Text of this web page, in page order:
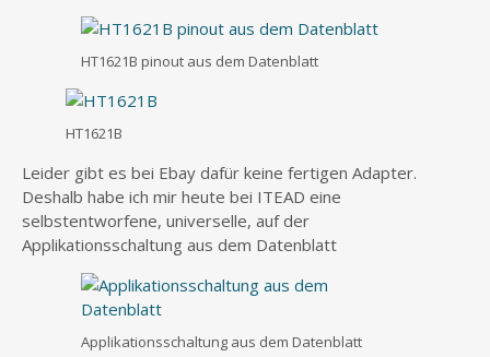
HT1621B pinout aus dem Datenblatt
HT1621B
Leider gibt es bei Ebay dafür keine fertigen Adapter.
Deshalb habe ich mir heute bei ITEAD eine
selbstentworfene, universelle, auf der
Applikationsschaltung aus dem Datenblatt
Applikationsschaltung aus dem Datenblatt